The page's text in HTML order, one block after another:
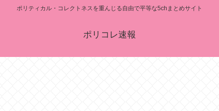
ポリティカル・コレクトネスを重んじる自由で平等な5chまとめサイト
ポリコレ速報